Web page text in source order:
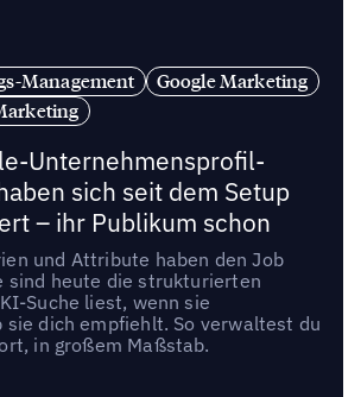
Management
Google Marketing
Unternehmensprofil-
sich seit dem Setup
– ihr Publikum schon
und Attribute haben den Job
sind heute die strukturierten
Suche liest, wenn sie
sie dich empfiehlt. So verwaltest du
in großem Maßstab.